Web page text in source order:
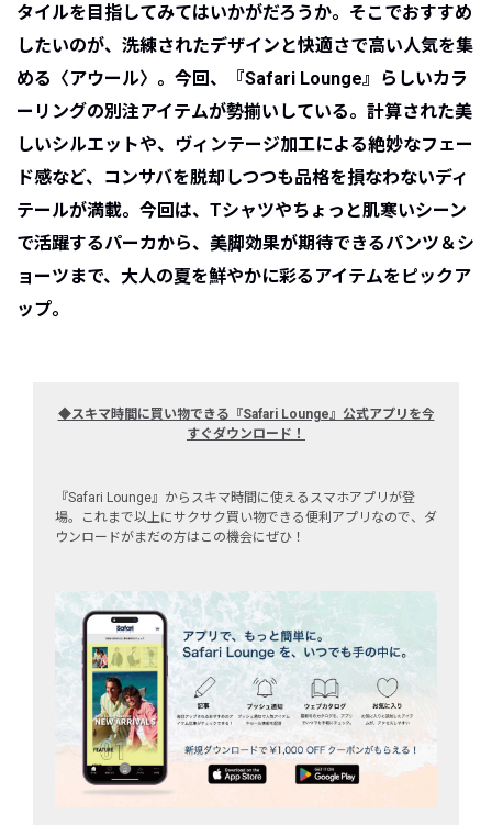
タイルを目指してみてはいかがだろうか。そこでおすすめ
したいのが、洗練されたデザインと快適さで高い人気を集
める〈アウール〉。今回、『Safari Lounge』らしいカラ
ーリングの別注アイテムが勢揃いしている。計算された美
しいシルエットや、ヴィンテージ加工による絶妙なフェー
ド感など、コンサバを脱却しつつも品格を損なわないディ
テールが満載。今回は、Tシャツやちょっと肌寒いシーン
で活躍するパーカから、美脚効果が期待できるパンツ＆シ
ョーツまで、大人の夏を鮮やかに彩るアイテムをピックア
ップ。
◆スキマ時間に買い物できる『Safari Lounge』公式アプリを今
すぐダウンロード ！
『Safari Lounge』からスキマ時間に使えるスマホアプリが登
場。これまで以上にサクサク買い物できる便利アプリなので、ダ
ウンロードがまだの方はこの機会にぜひ！